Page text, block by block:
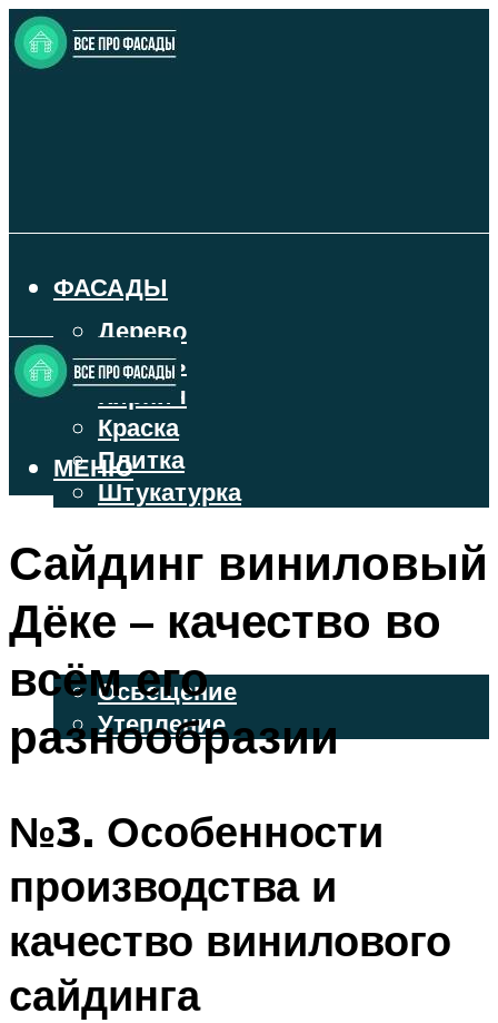
ФАСАДЫ
Дерево
Камень
Кирпич
Краска
Плитка
Штукатурка
ВЕНТИЛИРУЕМЫЕ ФАСАДЫ
ФАСАДНЫЙ САЙДИНГ
ОСВЕЩЕНИЕ И УТЕПЛЕНИЕ
Освещение
Утепление
МЕНЮ
МЕНЮ
Сайдинг виниловый
Дёке – качество во
всём его
разнообразии
№3. Особенности
производства и
качество винилового
сайдинга